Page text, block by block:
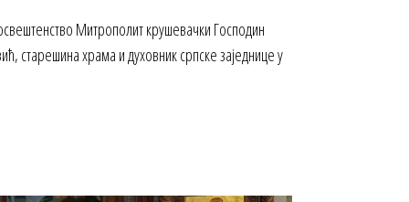
Митрополит крушевачки Господин
старешина храма и духовник српске заједнице у